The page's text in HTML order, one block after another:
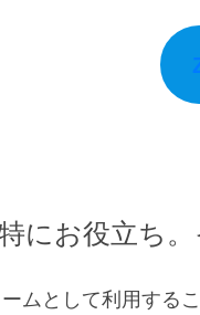
にお役立ち
ムとして利用するこ